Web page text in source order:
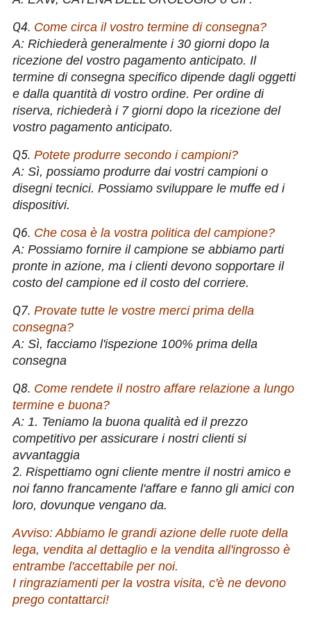
Q4. Come circa il vostro termine di consegna?
A: Richiederà generalmente i 30 giorni dopo la
ricezione del vostro pagamento anticipato. Il
termine di consegna specifico dipende dagli oggetti
e dalla quantità di vostro ordine. Per ordine di
riserva, richiederà i 7 giorni dopo la ricezione del
vostro pagamento anticipato.
Q5. Potete produrre secondo i campioni?
A: Sì, possiamo produrre dai vostri campioni o
disegni tecnici. Possiamo sviluppare le muffe ed i
dispositivi.
Q6. Che cosa è la vostra politica del campione?
A: Possiamo fornire il campione se abbiamo parti
pronte in azione, ma i clienti devono sopportare il
costo del campione ed il costo del corriere.
Q7. Provate tutte le vostre merci prima della
consegna?
A: Sì, facciamo l'ispezione 100% prima della
consegna
Q8. Come rendete il nostro affare relazione a lungo
termine e buona?
A: 1. Teniamo la buona qualità ed il prezzo
competitivo per assicurare i nostri clienti si
avvantaggia
2. Rispettiamo ogni cliente mentre il nostri amico e
noi fanno francamente l'affare e fanno gli amici con
loro, dovunque vengano da.
Avviso: Abbiamo le grandi azione delle ruote della
lega, vendita al dettaglio e la vendita all'ingrosso è
entrambe l'accettabile per noi.
I ringraziamenti per la vostra visita, c'è ne devono
prego contattarci!